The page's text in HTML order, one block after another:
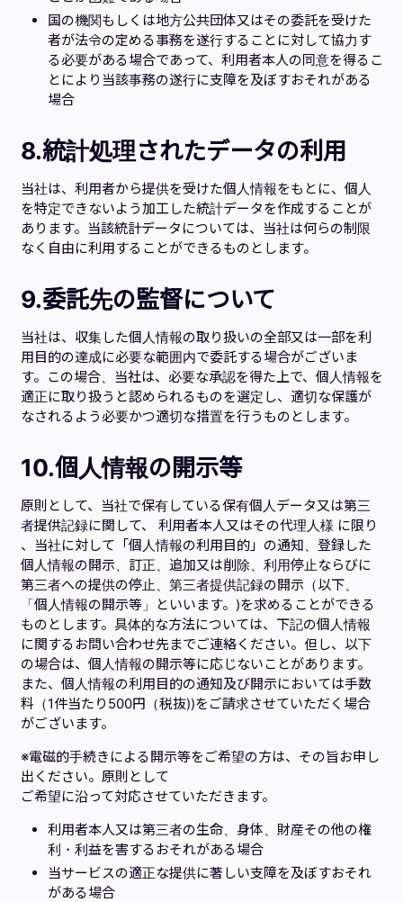
国の機関もしくは地方公共団体又はその委託を受けた
者が法令の定める事務を遂行することに対して協力す
る必要がある場合であって、利用者本人の同意を得るこ
とにより当該事務の遂行に支障を及ぼすおそれがある
場合
8.統計処理されたデータの利用
当社は、利用者から提供を受けた個人情報をもとに、個人
を特定できないよう加工した統計データを作成することが
あります。当該統計データについては、当社は何らの制限
なく自由に利用することができるものとします。
9.委託先の監督について
当社は、収集した個人情報の取り扱いの全部又は一部を利
用目的の達成に必要な範囲内で委託する場合がございま
す。この場合、当社は、必要な承認を得た上で、個人情報を
適正に取り扱うと認められるものを選定し、適切な保護が
なされるよう必要かつ適切な措置を行うものとします。
10.個人情報の開示等
原則として、当社で保有している保有個人データ又は第三
者提供記録に関して、 利用者本人又はその代理人様 に限り
、当社に対して「個人情報の利用目的」の通知、登録した
個人情報の開示、訂正、追加又は削除、利用停止ならびに
第三者への提供の停止、第三者提供記録の開示（以下、
「個人情報の開示等」といいます。)を求めることができる
ものとします。具体的な方法については、下記の個人情報
に関するお問い合わせ先までご連絡ください。但し、以下
の場合は、個人情報の開示等に応じないことがあります。
また、個人情報の利用目的の通知及び開示においては手数
料（1件当たり500円（税抜))をご請求させていただく場合
がございます。
※電磁的手続きによる開示等をご希望の方は、その旨お申し
出ください。原則として
ご希望に沿って対応させていただきます。
利用者本人又は第三者の生命、身体、財産その他の権
利・利益を害するおそれがある場合
当サービスの適正な提供に著しい支障を及ぼすおそれ
がある場合